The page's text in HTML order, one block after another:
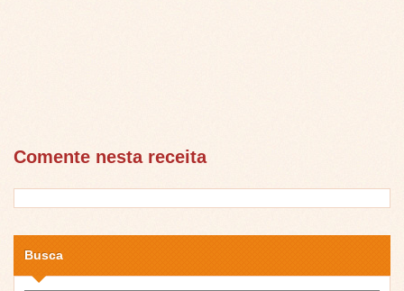
Comente nesta receita
Busca